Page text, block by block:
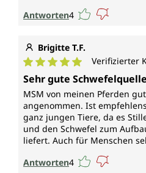
Antworten4
Brigitte T.F.
Durchschnittliche
Verifizierter
Sehr gute Schwefelquelle
MSM von meinen Pferden
angenommen. Ist
ganz jungen Tiere, da es
und den Schwefel zum
liefert. Auch für Menschen
Antworten4